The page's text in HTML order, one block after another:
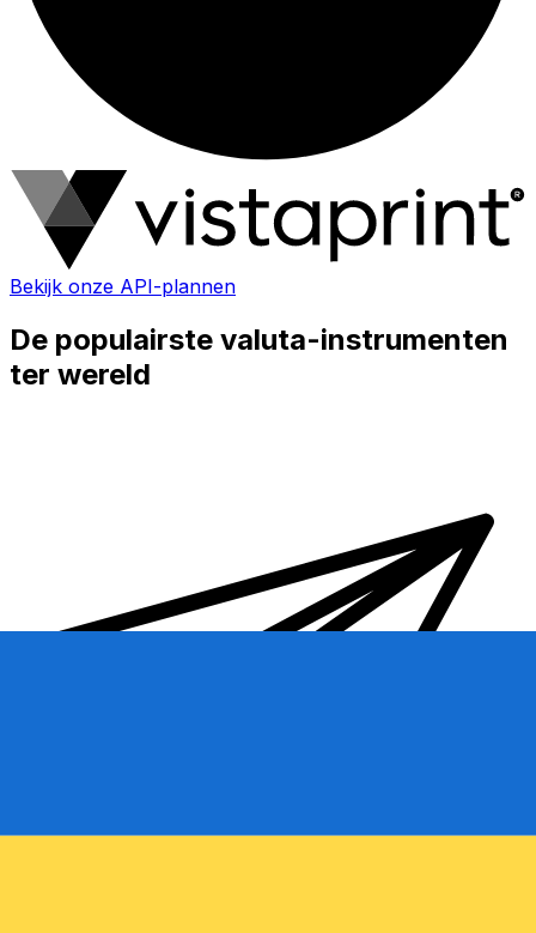
Bekijk onze API-plannen
De populairste valuta-instrumenten
ter wereld